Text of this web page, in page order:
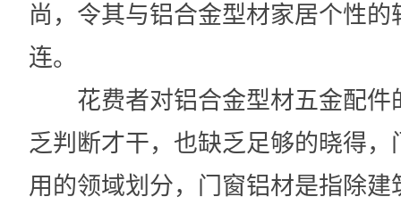
尚，令其与铝合金型材家居个性的
连。
花费者对铝合金型材五金配件
乏判断才干，也缺乏足够的晓得，
用的领域划分，门窗铝材是指除建